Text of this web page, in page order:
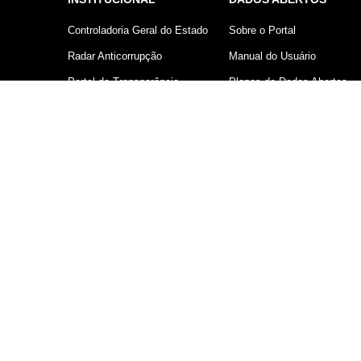
Controladoria Geral do Estado
Radar Anticorrupção
Portal da Transparência
Sobre o Portal
Manual do Usuário
Planos de Dados Abertos